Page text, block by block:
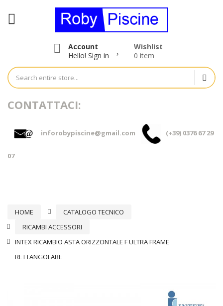
Wishlist
0 item
Account
Hello! Sign in
CONTATTACI:
inforobypiscine@gmail.com (+39) 0376 67 29
07
HOME
CATALOGO TECNICO
RICAMBI ACCESSORI
INTEX RICAMBIO ASTA ORIZZONTALE F ULTRA FRAME
RETTANGOLARE